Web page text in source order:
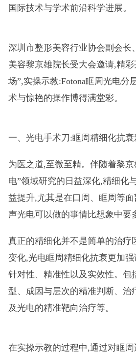
国际技术与学术前沿科学进展。
深圳市整形美容行业协会副会长
美容黎京雄院长受大会邀请,精
场”,实操示教:Fotona眶周光电分
术与惊艳的操作博得满堂彩。
一、光电手术刀:眶周精细化抗衰
为医之道,至微至精。伴随着黎
电”领域研究的日益深化,精细化
益提升,尤其是在口周、眶周等
声光电可以做的事情比想象中要
真正的精细化并不是简单的治疗
变化,光电眶周精细化抗衰更加强
针对性、精准性以及实效性。包
型、成因与层次的精准判断、治
及光电的精准靶向治疗等。
在实操示教的过程中,通过对眶